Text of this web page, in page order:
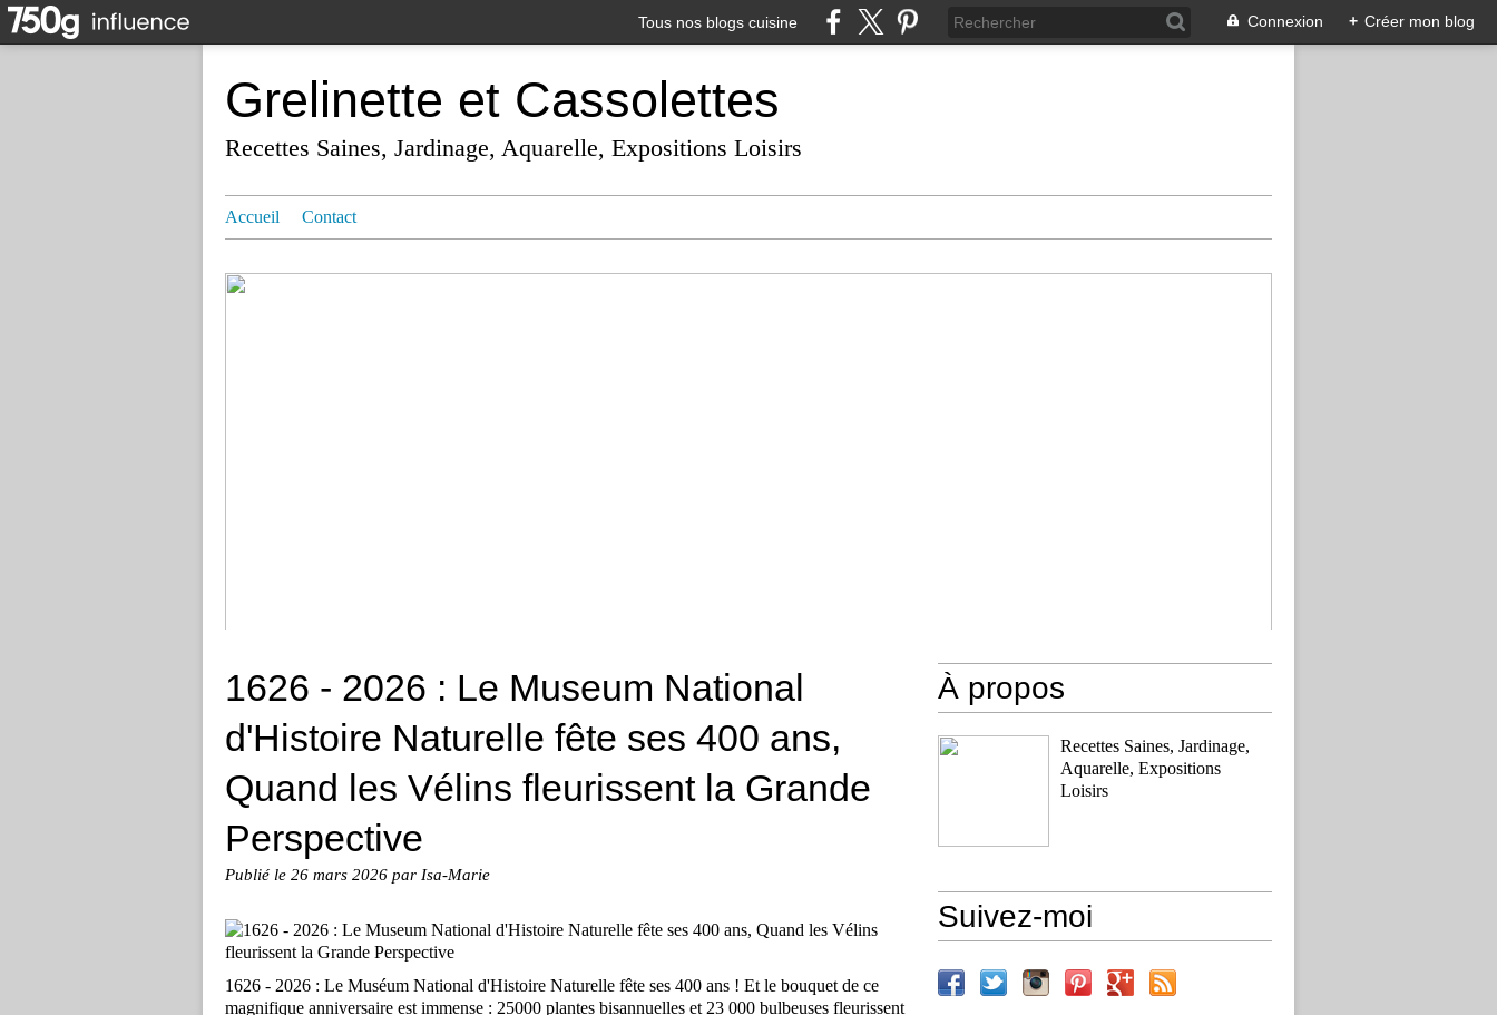
Tous nos blogs cuisine Connexion + Créer mon blog
Grelinette et Cassolettes
Recettes Saines, Jardinage, Aquarelle, Expositions Loisirs
Accueil Contact
1626 - 2026 : Le Museum National
d'Histoire Naturelle fête ses 400 ans,
Quand les Vélins fleurissent la Grande
Perspective
Publié le 26 mars 2026 par Isa-Marie
1626 - 2026 : Le Muséum National d'Histoire Naturelle fête ses 400 ans ! Et le bouquet de ce
magnifique anniversaire est immense : 25000 plantes bisannuelles et 23 000 bulbeuses fleurissent
À propos
Recettes Saines, Jardinage,
Aquarelle, Expositions
Loisirs
Suivez-moi